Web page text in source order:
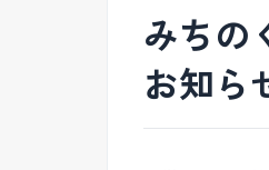
みちの
お知ら